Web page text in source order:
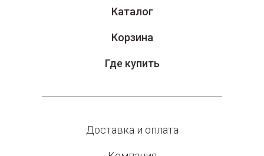
Каталог
Корзина
Где купить
Доставка и оплата